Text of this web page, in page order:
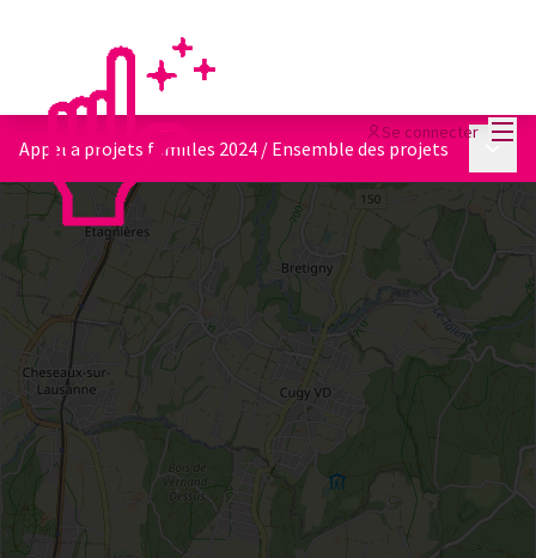
Se connecter
Appel à projets familles 2024 / Ensemble des projets